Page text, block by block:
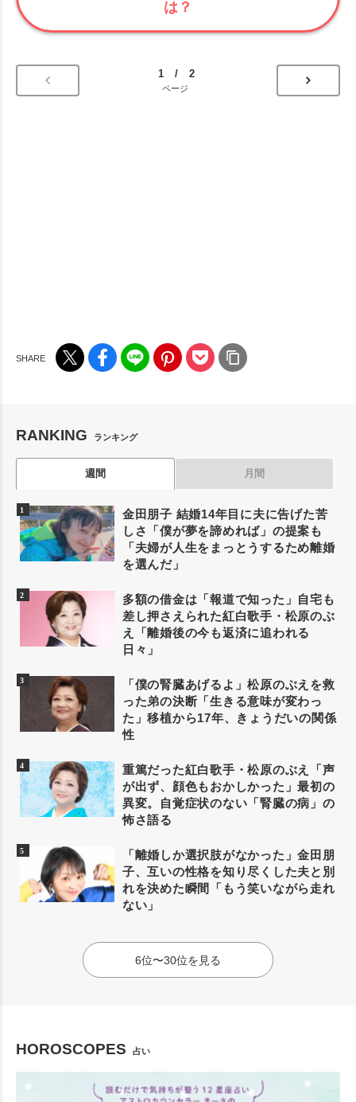
は？
1 / 2
ページ
RANKING ランキング
週間 月間
金田朋子 結婚14年目に夫に告げた苦
しさ「僕が夢を諦めれば」の提案も
「夫婦が人生をまっとうするため離婚
を選んだ」
多額の借金は「報道で知った」自宅も
差し押さえられた紅白歌手・松原のぶ
え「離婚後の今も返済に追われる
日々」
「僕の腎臓あげるよ」松原のぶえを救
った弟の決断「生きる意味が変わっ
た」移植から17年、きょうだいの関係
性
重篤だった紅白歌手・松原のぶえ「声
が出ず、顔色もおかしかった」最初の
異変。自覚症状のない「腎臓の病」の
怖さ語る
「離婚しか選択肢がなかった」金田朋
子、互いの性格を知り尽くした夫と別
れを決めた瞬間「もう笑いながら走れ
ない」
6位〜30位を見る
HOROSCOPES 占い